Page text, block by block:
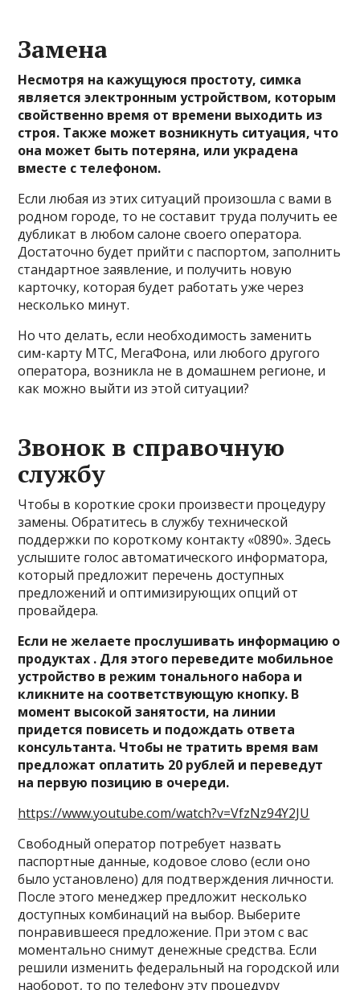
Замена
Несмотря на кажущуюся простоту, симка
является электронным устройством, которым
свойственно время от времени выходить из
строя. Также может возникнуть ситуация, что
она может быть потеряна, или украдена
вместе с телефоном.
Если любая из этих ситуаций произошла с вами в
родном городе, то не составит труда получить ее
дубликат в любом салоне своего оператора.
Достаточно будет прийти с паспортом, заполнить
стандартное заявление, и получить новую
карточку, которая будет работать уже через
несколько минут.
Но что делать, если необходимость заменить
сим-карту МТС, МегаФона, или любого другого
оператора, возникла не в домашнем регионе, и
как можно выйти из этой ситуации?
Звонок в справочную
службу
Чтобы в короткие сроки произвести процедуру
замены. Обратитесь в службу технической
поддержки по короткому контакту «0890». Здесь
услышите голос автоматического информатора,
который предложит перечень доступных
предложений и оптимизирующих опций от
провайдера.
Если не желаете прослушивать информацию о
продуктах . Для этого переведите мобильное
устройство в режим тонального набора и
кликните на соответствующую кнопку. В
момент высокой занятости, на линии
придется повисеть и подождать ответа
консультанта. Чтобы не тратить время вам
предложат оплатить 20 рублей и переведут
на первую позицию в очереди.
https://www.youtube.com/watch?v=VfzNz94Y2JU
Свободный оператор потребует назвать
паспортные данные, кодовое слово (если оно
было установлено) для подтверждения личности.
После этого менеджер предложит несколько
доступных комбинаций на выбор. Выберите
понравившееся предложение. При этом с вас
моментально снимут денежные средства. Если
решили изменить федеральный на городской или
наоборот, то по телефону эту процедуру